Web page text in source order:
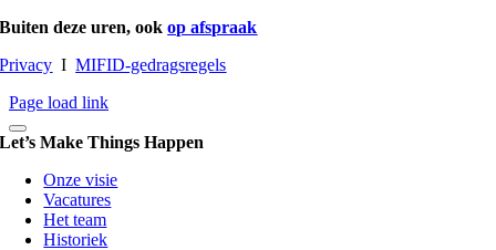
Buiten deze uren, ookop afspraak
Privacy IMIFID-gedragsregels
Page load link
Let’s Make Things Happen
Onze visie
Vacatures
Het team
Historiek